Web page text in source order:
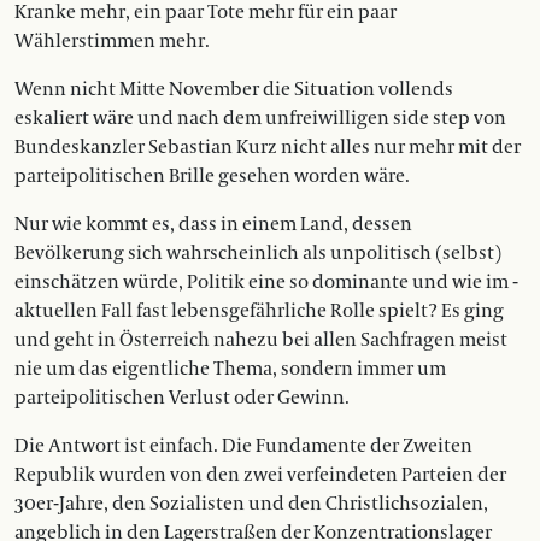
Kranke mehr, ein paar Tote mehr für ein paar
Wählerstimmen mehr.
Wenn nicht Mitte November die Situation vollends
eskaliert wäre und nach dem unfreiwilligen side step von
Bundeskanzler Sebastian Kurz nicht alles nur mehr mit der
parteipolitischen Brille gesehen worden wäre.
Nur wie kommt es, dass in einem Land, dessen
Bevölkerung sich wahrscheinlich als unpolitisch (selbst)
einschätzen würde, Politik eine so dominante und wie im ­
aktuellen Fall fast lebensgefährliche Rolle spielt? Es ging
und geht in Österreich nahe­zu bei allen Sachfragen meist
nie um das eigentliche Thema, sondern immer um
parteipolitischen Verlust oder Gewinn.­
Die Antwort ist einfach. Die Fundamente der Zweiten
Republik wurden von den zwei verfeindeten Parteien der
30er-Jahre, den Sozialisten und den Christlichsozialen,
angeblich in den Lagerstraßen der Konzentrationslager